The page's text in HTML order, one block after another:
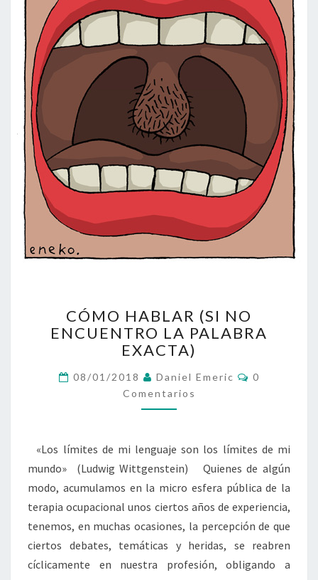
HABLAR
(SI
NO
ENCUENTRO
LA
PALABRA
EXACTA)
CÓMO HABLAR (SI NO
ENCUENTRO LA PALABRA
EXACTA)
08/01/2018 Daniel Emeric
0
Comentarios
«Los límites de mi lenguaje son los límites de mi
mundo» (Ludwig Wittgenstein) Quienes de algún
modo, acumulamos en la micro esfera pública de la
terapia ocupacional unos ciertos años de experiencia,
tenemos, en muchas ocasiones, la percepción de que
ciertos debates, temáticas y heridas, se reabren
cíclicamente en nuestra profesión, obligando a